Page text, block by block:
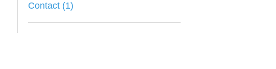
Contact (1)